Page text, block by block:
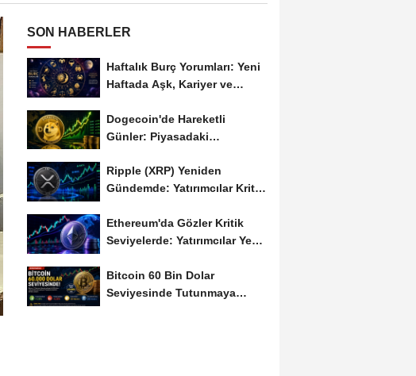
SON HABERLER
Haftalık Burç Yorumları: Yeni
Haftada Aşk, Kariyer ve
Dogecoin'de Hareketli
Günler: Piyasadaki
de...
Ripple (XRP) Yeniden
Gündemde: Yatırımcılar Kritik
Ethereum'da Gözler Kritik
Seviyelerde: Yatırımcılar Yeni
Bitcoin 60 Bin Dolar
Seviyesinde Tutunmaya